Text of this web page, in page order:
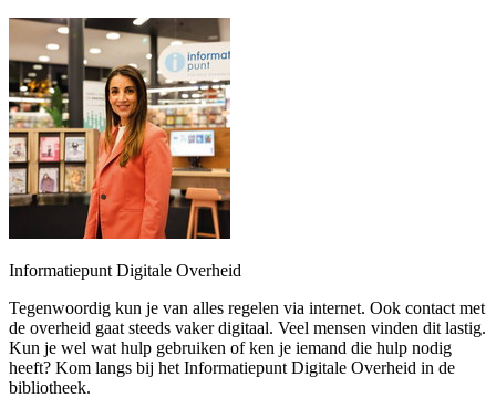
Informatiepunt Digitale Overheid
Tegenwoordig kun je van alles regelen via internet. Ook contact met
de overheid gaat steeds vaker digitaal. Veel mensen vinden dit lastig.
Kun je wel wat hulp gebruiken of ken je iemand die hulp nodig
heeft? Kom langs bij het Informatiepunt Digitale Overheid in de
bibliotheek.